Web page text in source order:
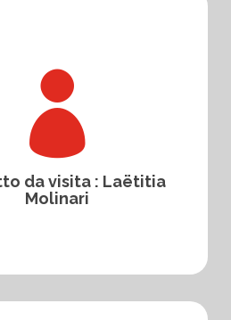

da visita : Laëtitia
Molinari